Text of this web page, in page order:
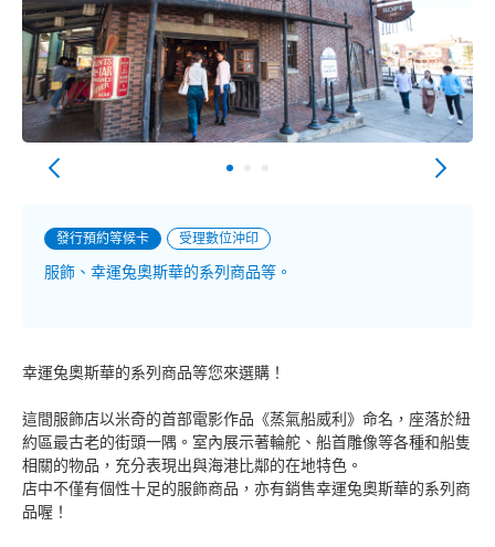
發行預約等候卡 受理數位沖印
服飾、幸運兔奧斯華的系列商品等。
幸運兔奧斯華的系列商品等您來選購！
這間服飾店以米奇的首部電影作品《蒸氣船威利》命名，座落於紐
約區最古老的街頭一隅。室內展示著輪舵、船首雕像等各種和船隻
相關的物品，充分表現出與海港比鄰的在地特色。
店中不僅有個性十足的服飾商品，亦有銷售幸運兔奧斯華的系列商
品喔！